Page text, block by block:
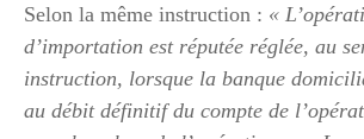
Selon la même instruction : «
d’importation est réputée réglée, au
instruction, lorsque la banque
au débit définitif du compte de